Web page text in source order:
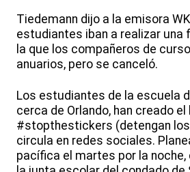
Tiedemann dijo a la emisora
estudiantes iban a realizar una
la que los compañeros de
anuarios, pero se canceló.
Los estudiantes de la escuela
cerca de Orlando, han creado el
#stopthestickers (detengan
circula en redes sociales.
pacífica el martes por la noche,